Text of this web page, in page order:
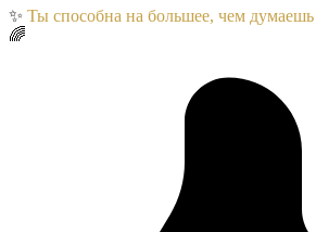
✨ Ты способна на большее, чем
🌈